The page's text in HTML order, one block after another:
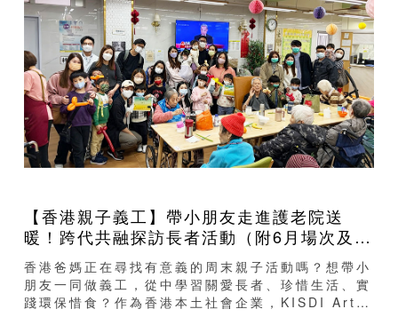
【香港親子義工】帶小朋友走進護老院送
暖！跨代共融探訪長者活動（附6月場次及詳
情）
香港爸媽正在尋找有意義的周末親子活動嗎？想帶小
朋友一同做義工，從中學習關愛長者、珍惜生活、實
踐環保惜食？作為香港本土社會企業，KISDI Art